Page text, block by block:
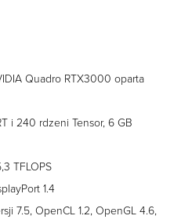
Quadro RTX3000 oparta
i 240 rdzeni Tensor, 6 GB
TFLOPS
1.4
7.5, OpenCL 1.2, OpenGL 4.6,